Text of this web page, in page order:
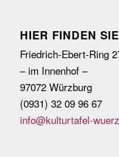
HIER FINDEN
Friedrich-Ebert-Ring
– im Innenhof –
97072 Würzburg
(0931) 32 09 96 67
info@kulturtafel-